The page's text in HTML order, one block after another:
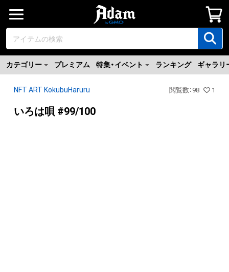
カテゴリー プレミアム 特集・イベント ランキング ギャラリ
NFT ART KokubuHaruru 閲覧数 ： 98 1
いろは唄 #99/100